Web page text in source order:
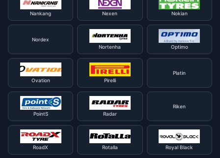
Nankang Nexen Nokian
Nordex
Nortenha
Optimo
Ovation Pirelli
Platin
PointS Radar
Riken
RoadX Rotalla Royal Black